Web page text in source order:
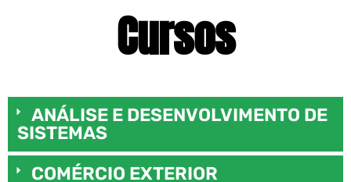
Cursos
ANÁLISE E DESENVOLVIMENTO DE
SISTEMAS
COMÉRCIO EXTERIOR